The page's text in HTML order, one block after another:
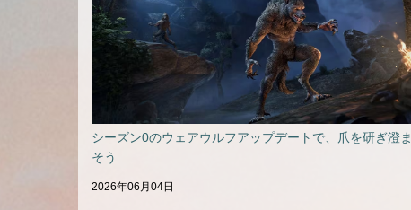
シーズン0のウェアウルフアップデートで、爪を研ぎ澄ま
そう
2026年06月04日